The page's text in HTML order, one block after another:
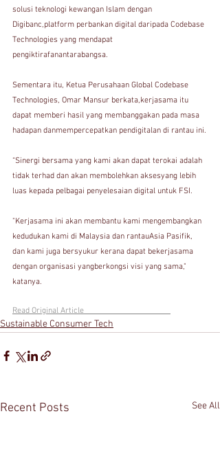
solusi teknologi kewangan Islam dengan
Digibanc,platform perbankan digital daripada Codebase
Technologies yang mendapat
pengiktirafanantarabangsa.
Sementara itu, Ketua Perusahaan Global Codebase
Technologies, Omar Mansur berkata,kerjasama itu
dapat memberi hasil yang membanggakan pada masa
hadapan danmempercepatkan pendigitalan di rantau ini.
“Sinergi bersama yang kami akan dapat terokai adalah
tidak terhad dan akan membolehkan aksesyang lebih
luas kepada pelbagai penyelesaian digital untuk FSI.
"Kerjasama ini akan membantu kami mengembangkan
kedudukan kami di Malaysia dan rantauAsia Pasifik,
dan kami juga bersyukur kerana dapat bekerjasama
dengan organisasi yangberkongsi visi yang sama,"
katanya.
Read Original Article
Sustainable Consumer Tech
Recent Posts See All